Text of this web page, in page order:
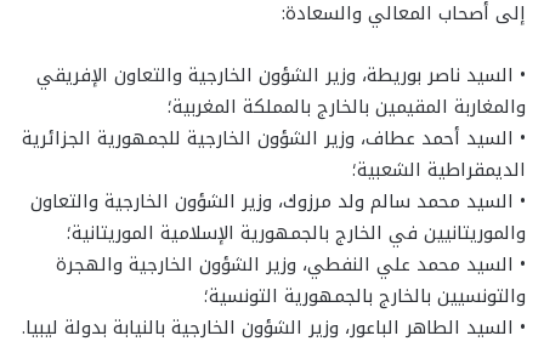
إلى أصحاب المعالي والسعادة:
• السيد ناصر بوريطة، وزير الشؤون الخارجية والتعاون الإفريقي
والمغاربة المقيمين بالخارج بالمملكة المغربية؛
• السيد أحمد عطاف، وزير الشؤون الخارجية للجمهورية الجزائرية
الديمقراطية الشعبية؛
• السيد محمد سالم ولد مرزوك، وزير الشؤون الخارجية والتعاون
والموريتانيين في الخارج بالجمهورية الإسلامية الموريتانية؛
• السيد محمد علي النفطي، وزير الشؤون الخارجية والهجرة
والتونسيين بالخارج بالجمهورية التونسية؛
• السيد الطاهر الباعور، وزير الشؤون الخارجية بالنيابة بدولة ليبيا.